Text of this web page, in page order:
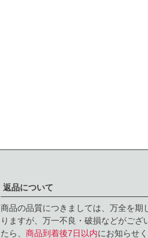
返品について
商品の品質につきましては、万全を期
りますが、万一不良・破損などがござ
たら、 商品到着後7日以内にお知らせ